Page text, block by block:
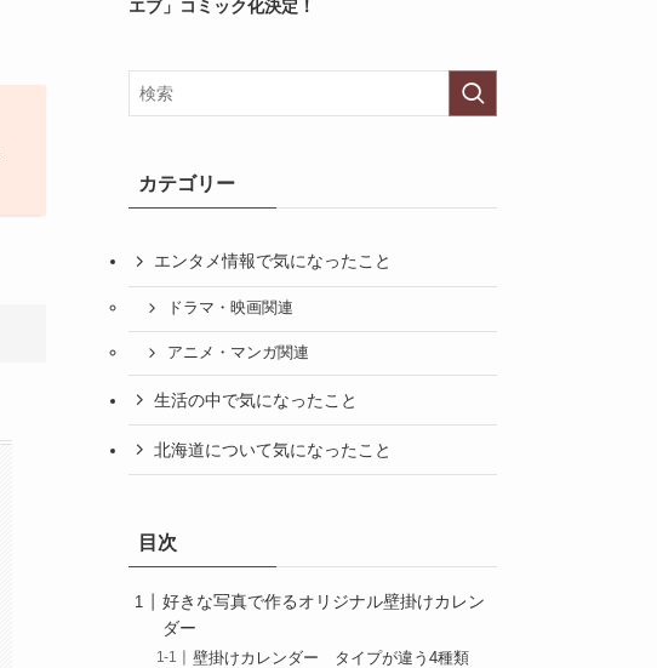
エブ」コミック化決定！
カテゴリー
エンタメ情報で気になったこと
ドラマ・映画関連
アニメ・マンガ関連
生活の中で気になったこと
北海道について気になったこと
目次
好きな写真で作るオリジナル壁掛けカレン
ダー
壁掛けカレンダー タイプが違う4種類